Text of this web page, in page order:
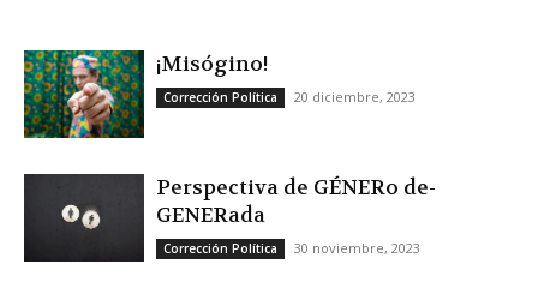
¡Misógino!
Corrección Política 20 diciembre, 2023
Perspectiva de GÉNERo de-
GENERada
Corrección Política 30 noviembre, 2023